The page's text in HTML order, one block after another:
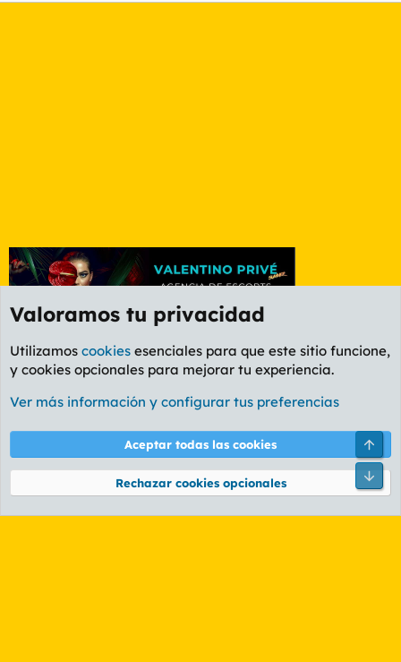
Etiquetas
Cookies
PL OLDSTYLE AMARILLO
Términos y reglas Política de privacidad Ayuda
Community platform by XenForo® © 2010-2026 XenForo Ltd.
Valoramos tu privacidad
Utilizamos cookies esenciales para que este sitio funcione,
y cookies opcionales para mejorar tu experiencia.
Ver más información y configurar tus preferencias
Aceptar todas las cookies
Rechazar cookies opcionales
Pie